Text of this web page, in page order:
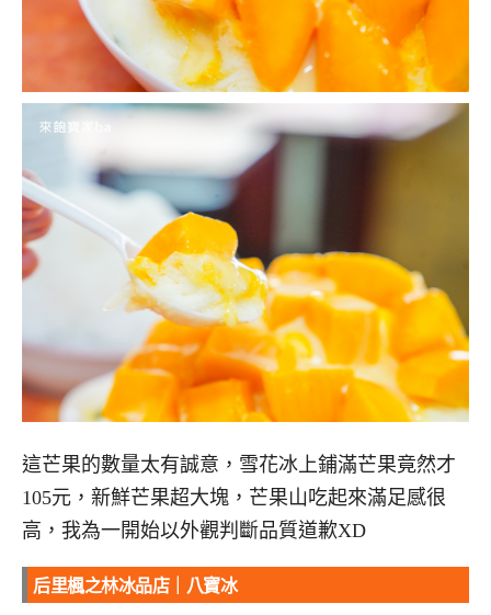
這芒果的數量太有誠意，雪花冰上鋪滿芒果竟然才
105元，新鮮芒果超大塊，芒果山吃起來滿足感很
高，我為一開始以外觀判斷品質道歉XD
后里楓之林冰品店｜八寶冰